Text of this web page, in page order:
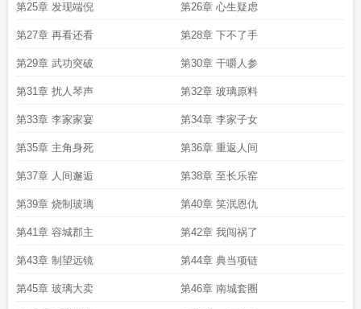
第25章 发现端倪 第26章 心生疑虑
第27章 再看还看 第28章 下不了手
第29章 武功突破 第30章 干嚼人参
第31章 扰人琴声 第32章 玻璃原料
第33章 李家家宴 第34章 李家子女
第35章 主角身死 第36章 重返人间
第37章 人间邂逅 第38章 至长乐窑
第39章 烧制玻璃 第40章 笑泯恩仇
第41章 容城郡主 第42章 我闯祸了
第43章 制望远镜 第44章 典当项链
第45章 玻璃大卖 第46章 南城套圈